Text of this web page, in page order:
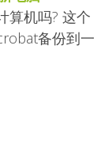
算机吗? 这个
备份到一